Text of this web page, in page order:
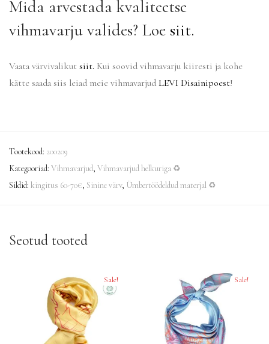
Mida arvestada kvaliteetse
vihmavarju valides? Loe siit.
Vaata värvivalikut siit. Kui soovid vihmavarju kiiresti ja kohe
kätte saada siis leiad meie vihmavarjud LEVI Disainipoest!
Tootekood: 200209
Kategooriad: Vihmavarjud, Vihmavarjud helkuriga ♻
Sildid: kingitus 60-70€, Sinine värv, Ümbertöödeldud materjal ♻
Seotud tooted
Sale! Sale!